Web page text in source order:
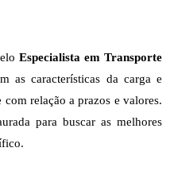
Especialista em Transporte
as características da carga e
relação a prazos e valores.
para buscar as melhores